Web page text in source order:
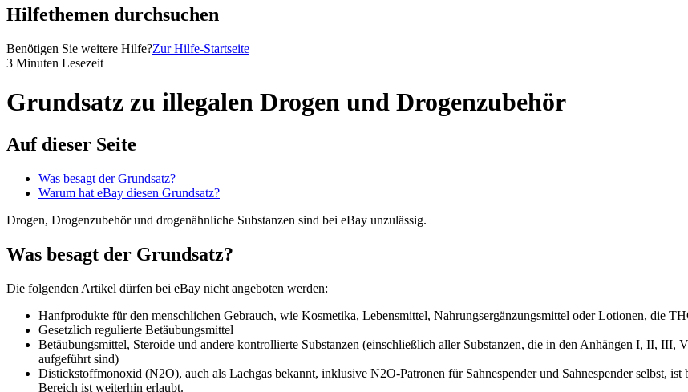
Hilfethemen durchsuchen
Benötigen Sie weitere Hilfe?Zur Hilfe-Startseite
3 Minuten Lesezeit
Grundsatz zu illegalen Drogen und Drogenzubehör
Auf dieser Seite
Was besagt der Grundsatz?
Warum hat eBay diesen Grundsatz?
Drogen, Drogenzubehör und drogenähnliche Substanzen sind bei eBay unzulässig.
Was besagt der Grundsatz?
Die folgenden Artikel dürfen bei eBay nicht angeboten werden:
Hanfprodukte für den menschlichen Gebrauch, wie Kosmetika, Lebensmittel, Nahrungsergänzungsmittel oder Lotionen, die
Gesetzlich regulierte Betäubungsmittel
Betäubungsmittel, Steroide und andere kontrollierte Substanzen (einschließlich aller Substanzen, die in den Anhängen I, II,
aufgeführt sind)
Distickstoffmonoxid (N2O), auch als Lachgas bekannt, inklusive N2O-Patronen für Sahnespender und Sahnespender selbst,
Bereich ist weiterhin erlaubt.